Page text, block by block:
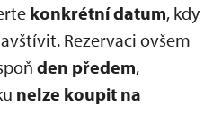
konkrétní datum, kdy
Rezervaci ovšem
den předem,
nelze koupit na